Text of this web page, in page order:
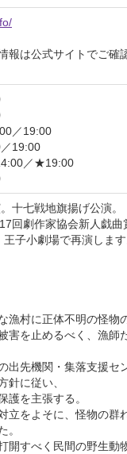
報は公式サイトでご確
／19:00
19:00
／★19:00
十七戦地旗揚げ公演。
回劇作家協会新人戯曲
子小劇場で再演します
漁村に正体不明の怪物
害を止めるべく、漁師
出先機関・集落支援セ
針に従い、
護を主張する。
立をよそに、怪物の群
。
開すべく民間の野生動